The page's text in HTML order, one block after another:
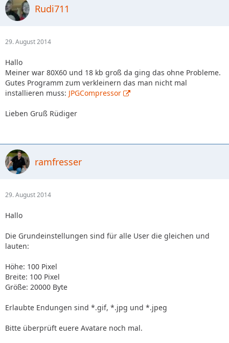
Rudi711
29. August 2014
Hallo
Meiner war 80X60 und 18 kb groß da ging das ohne Probleme.
Gutes Programm zum verkleinern das man nicht mal
installieren muss: JPGCompressor
Lieben Gruß Rüdiger
ramfresser
29. August 2014
Hallo
Die Grundeinstellungen sind für alle User die gleichen und
lauten:
Höhe: 100 Pixel
Breite: 100 Pixel
Größe: 20000 Byte
Erlaubte Endungen sind *.gif, *.jpg und *.jpeg
Bitte überprüft euere Avatare noch mal.